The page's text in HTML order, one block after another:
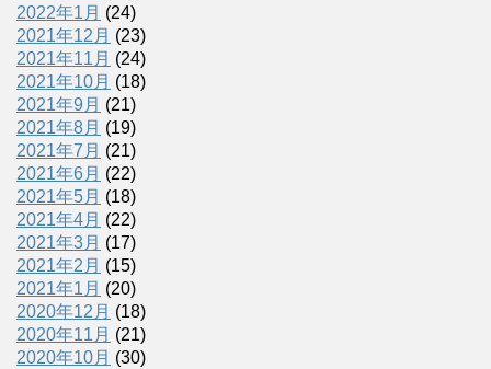
2022年1月 (24)
2021年12月 (23)
2021年11月 (24)
2021年10月 (18)
2021年9月 (21)
2021年8月 (19)
2021年7月 (21)
2021年6月 (22)
2021年5月 (18)
2021年4月 (22)
2021年3月 (17)
2021年2月 (15)
2021年1月 (20)
2020年12月 (18)
2020年11月 (21)
2020年10月 (30)